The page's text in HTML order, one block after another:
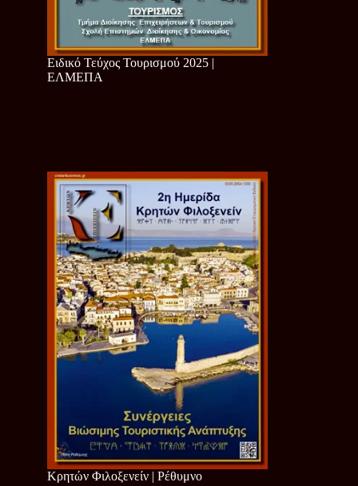
Ειδικό Τεύχος Τουρισμού 2025 |
ΕΛΜΕΠΑ
Κρητών Φιλοξενείν | Ρέθυμνο